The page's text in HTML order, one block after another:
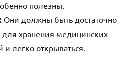
полезны.
Они должны быть достаточно
хранения медицинских
легко открываться.